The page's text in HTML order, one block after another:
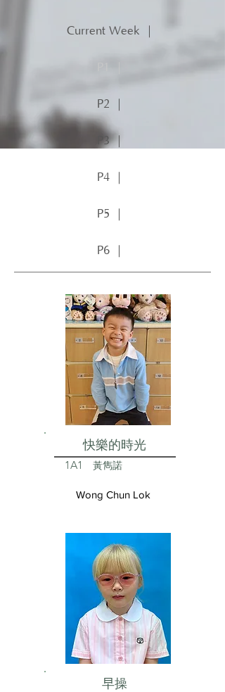
Current Week ｜
P2 ｜
P3 ｜
P4 ｜
P5 ｜
P6 ｜
快樂的時光
1A1 黃雋諾
Wong Chun Lok
早操